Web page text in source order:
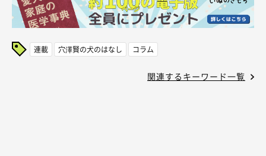
連載 穴澤賢の犬のはなし コラム
関連するキーワード一覧